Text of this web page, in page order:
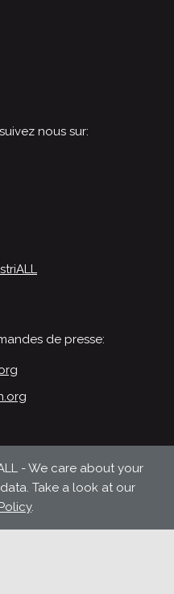
nous sur:
de presse:
- We care about your
Take a look at our
.